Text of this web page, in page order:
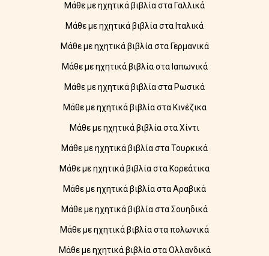
Μάθε με ηχητικά βιβλία στα Γαλλικά
Μάθε με ηχητικά βιβλία στα Ιταλικά
Μάθε με ηχητικά βιβλία στα Γερμανικά
Μάθε με ηχητικά βιβλία στα Ιαπωνικά
Μάθε με ηχητικά βιβλία στα Ρωσικά
Μάθε με ηχητικά βιβλία στα Κινέζικα
Μάθε με ηχητικά βιβλία στα Χίντι
Μάθε με ηχητικά βιβλία στα Τουρκικά
Μάθε με ηχητικά βιβλία στα Κορεάτικα
Μάθε με ηχητικά βιβλία στα Αραβικά
Μάθε με ηχητικά βιβλία στα Σουηδικά
Μάθε με ηχητικά βιβλία στα πολωνικά
Μάθε με ηχητικά βιβλία στα Ολλανδικά